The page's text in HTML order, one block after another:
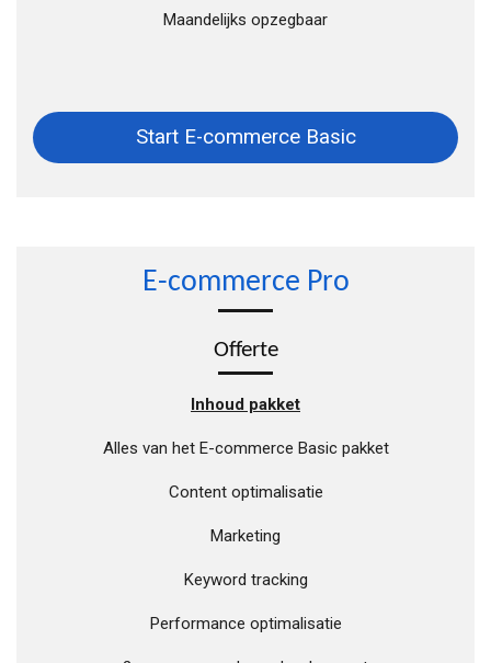
Maandelijks opzegbaar
Start E-commerce Basic
E-commerce Pro
Offerte
Inhoud pakket
Alles van het E-commerce Basic pakket
Content optimalisatie
Marketing
Keyword tracking
Performance optimalisatie